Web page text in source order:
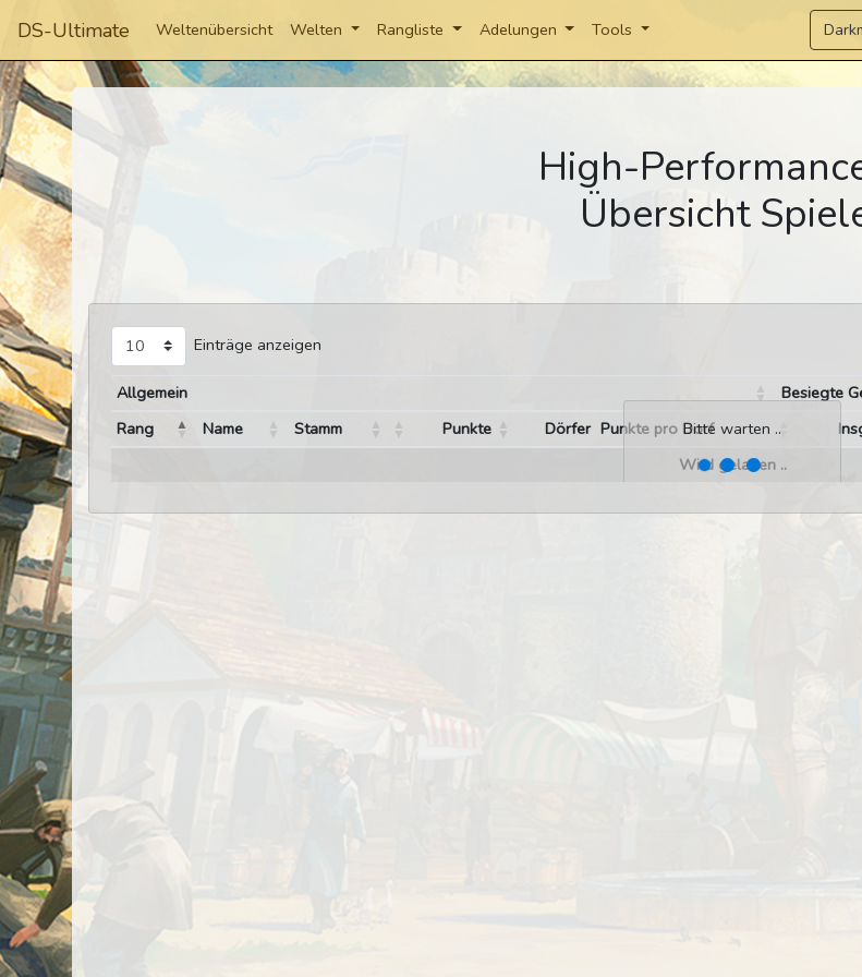
DS-Ultimate Weltenübersicht Welten Rangliste Adelungen Tools
High-
Übersicht
Einträge anzeigen
Bitte warten ..
Allgemein
Besiegte
Rang
Name Stamm Punkte Dörfer Punkte pro Dorf
Wird geladen ..